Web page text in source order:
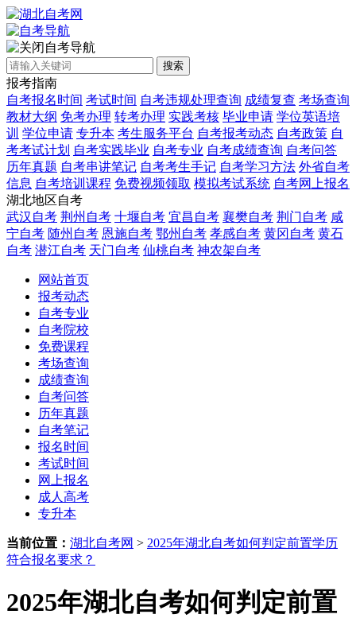
自考导航
搜索
报考指南
自考报名时间 考试时间 自考违规处理查询 成绩复查 考场查询
教材大纲 免考办理 转考办理 实践考核 毕业申请 学位英语培
训 学位申请 专升本 考生服务平台 自考报考动态 自考政策 自
考考试计划 自考实践毕业 自考专业 自考成绩查询 自考问答
历年真题 自考串讲笔记 自考考生手记 自考学习方法 外省自考
信息 自考培训课程 免费视频领取 模拟考试系统 自考网上报名
湖北地区自考
武汉自考 荆州自考 十堰自考 宜昌自考 襄樊自考 荆门自考 咸
宁自考 随州自考 恩施自考 鄂州自考 孝感自考 黄冈自考 黄石
自考 潜江自考 天门自考 仙桃自考 神农架自考
网站首页
报考动态
自考专业
自考院校
免费课程
考场查询
成绩查询
自考问答
历年真题
自考笔记
报名时间
考试时间
网上报名
成人高考
专升本
当前位置： 湖北自考网 > 2025年湖北自考如何判定前置学历
符合报名要求？
2025年湖北自考如何判定前置